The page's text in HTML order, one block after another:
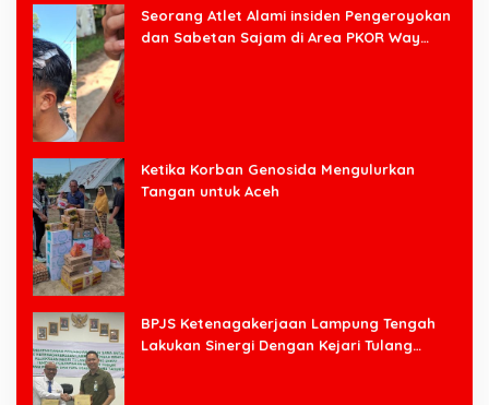
Seorang Atlet Alami insiden Pengeroyokan
dan Sabetan Sajam di Area PKOR Way
Ketika Korban Genosida Mengulurkan
Tangan untuk Aceh
BPJS Ketenagakerjaan Lampung Tengah
Lakukan Sinergi Dengan Kejari Tulang